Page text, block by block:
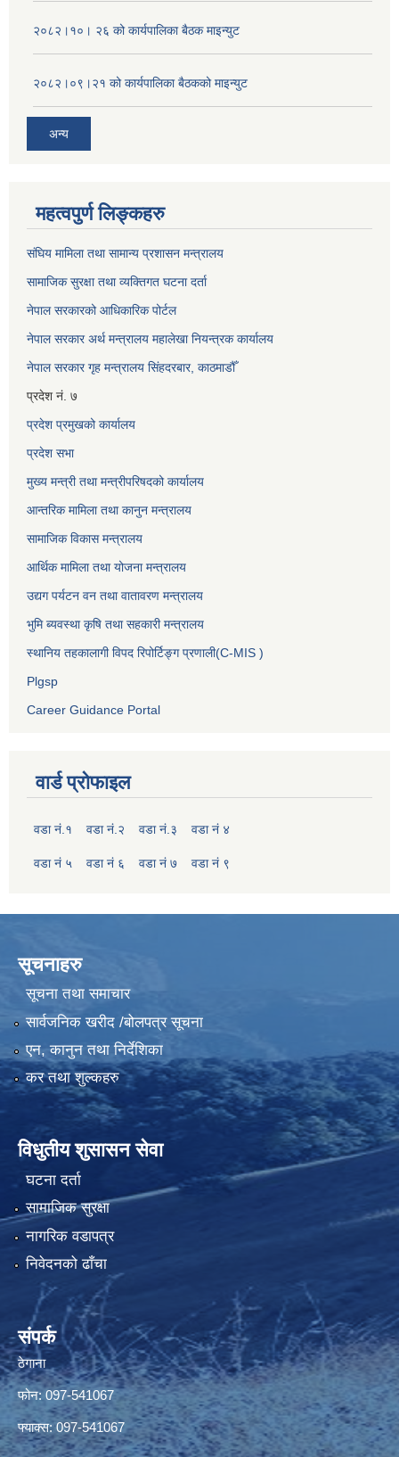
२०८२।१०। २६ को कार्यपालिका बैठक माइन्युट
२०८२।०९।२१ को कार्यपालिका बैठकको माइन्युट
अन्य
महत्वपुर्ण लिङ्कहरु
संघिय मामिला तथा सामान्य प्रशासन मन्त्रालय
सामाजिक सुरक्षा तथा व्यक्तिगत घटना दर्ता
नेपाल सरकारको आधिकारिक पोर्टल
नेपाल सरकार अर्थ मन्त्रालय महालेखा नियन्त्रक कार्यालय
नेपाल सरकार गृह मन्त्रालय सिंहदरबार, काठमाडौँ
प्रदेश नं. ७
प्रदेश प्रमुखको कार्यालय
प्रदेश सभा
मुख्य मन्त्री तथा मन्त्रीपरिषदको कार्यालय
आन्तरिक मामिला तथा कानुन मन्त्रालय
सामाजिक विकास मन्त्रालय
आर्थिक मामिला तथा योजना मन्त्रालय
उद्यग पर्यटन वन तथा वातावरण मन्त्रालय
भुमि ब्यवस्था कृषि तथा सहकारी मन्त्रालय
स्थानिय तहकालागी विपद रिपोर्टिङ्ग प्रणाली(C-MIS )
Plgsp
Career Guidance Portal
वार्ड प्रोफाइल
वडा नं.१ वडा नं.२ वडा नं.३ वडा नं ४
वडा नं ५ वडा नं ६ वडा नं ७ वडा नं ९
सूचनाहरु
सूचना तथा समाचार
सार्वजनिक खरीद /बोलपत्र सूचना
एन, कानुन तथा निर्देशिका
कर तथा शुल्कहरु
विधुतीय शुसासन सेवा
घटना दर्ता
सामाजिक सुरक्षा
नागरिक वडापत्र
निवेदनको ढाँचा
संपर्क
ठेगाना
फोन: 097-541067
फ्याक्स: 097-541067